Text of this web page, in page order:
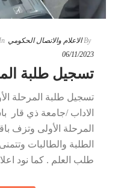
By الاعلام والاتصال الحكومي In
06/11/2023
تسجيل طلبة
تسجيل طلبة المرحلة
الاداب /جامعة ذي قار
المرحلة الأولى وتزف
الطلبة والطالبات
طلب العلم . كما نود